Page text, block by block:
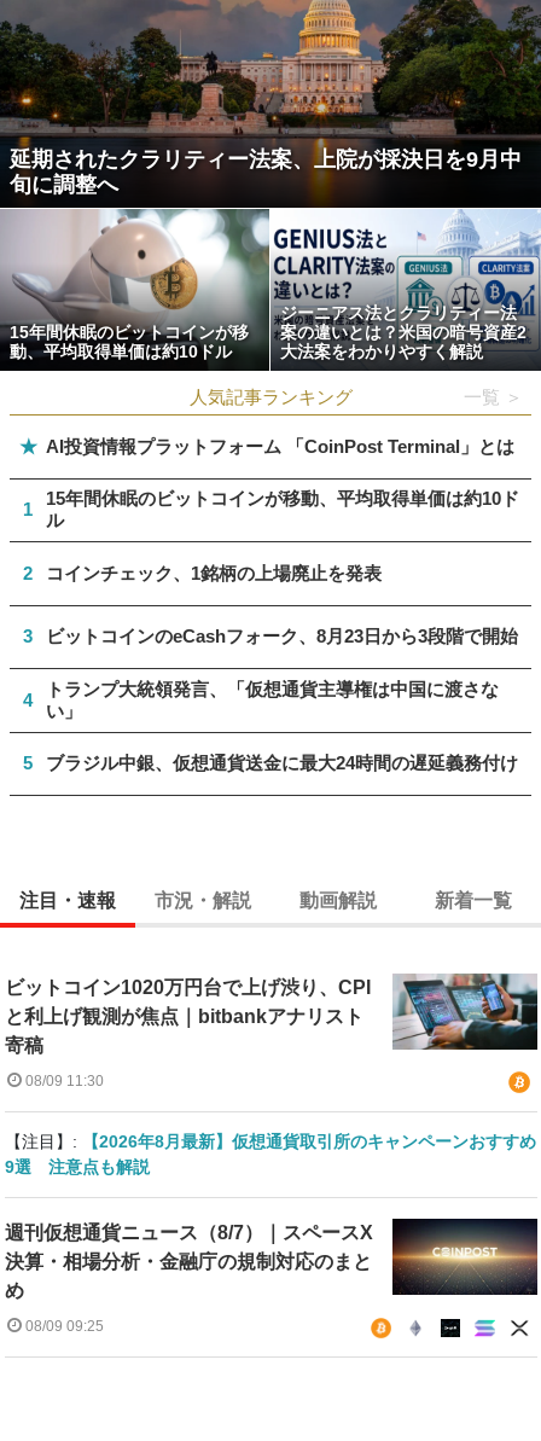
延期されたクラリティー法案、上院が採決日を9月中
旬に調整へ
15年間休眠のビットコインが移
動、平均取得単価は約10ドル
ジーニアス法とクラリティー法
案の違いとは？米国の暗号資産2
大法案をわかりやすく解説
人気記事ランキング 一覧 ＞
★ AI投資情報プラットフォーム 「CoinPost Terminal」とは
1
15年間休眠のビットコインが移動、平均取得単価は約10ド
ル
2 コインチェック、1銘柄の上場廃止を発表
3 ビットコインのeCashフォーク、8月23日から3段階で開始
4
トランプ大統領発言、「仮想通貨主導権は中国に渡さな
い」
5 ブラジル中銀、仮想通貨送金に最大24時間の遅延義務付け
注目・速報 市況・解説 動画解説 新着一覧
ビットコイン1020万円台で上げ渋り、CPI
と利上げ観測が焦点｜bitbankアナリスト
寄稿
08/09 11:30
【注目】:
【2026年8月最新】仮想通貨取引所のキャンペーンおすすめ
9選 注意点も解説
週刊仮想通貨ニュース（8/7）｜スペースX
決算・相場分析・金融庁の規制対応のまと
め
08/09 09:25